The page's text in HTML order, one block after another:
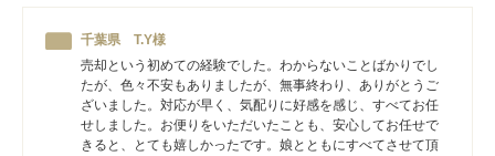
千葉県 T.Y様
売却という初めての経験でした。わからないことばかりでし
たが、色々不安もありましたが、無事終わり、ありがとうご
ざいました。対応が早く、気配りに好感を感じ、すべてお任
せしました。お便りをいただいたことも、安心してお任せで
きると、とても嬉しかったです。娘とともにすべてさせて頂